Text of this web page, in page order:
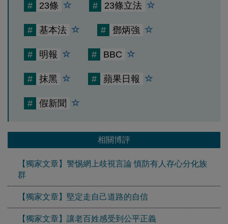
# 23條 # 23條立法
# 基本法 # 鄧炳強
# 明報 # BBC
# 抹黑 # 蘋果日報
# 假新聞
相關博評
【獨家文章】警惕網上歧視言論 慎防有人存心分化族
群
【獨家文章】堅定走自己道路的自信
【獨家文章】讓老百姓感受到公平正義